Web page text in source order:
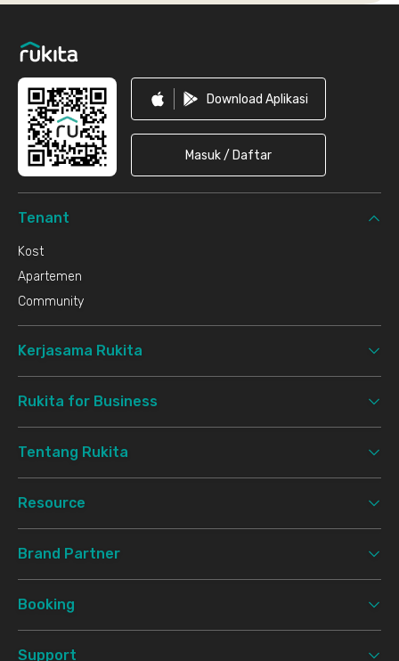
Download Aplikasi
Masuk / Daftar
Tenant
Kost
Apartemen
Community
Kerjasama Rukita
Rukita for Business
Tentang Rukita
Resource
Brand Partner
Booking
Support